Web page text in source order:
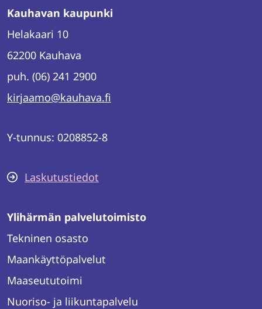
Kauhavan kaupunki
Helakaari 10
62200 Kauhava
puh. (06) 241 2900
kirjaamo@kauhava.fi
Y-tunnus: 0208852-8
Laskutustiedot
Ylihärmän palvelutoimisto
Tekninen osasto
Maankäyttöpalvelut
Maaseututoimi
Nuoriso- ja liikuntapalvelu